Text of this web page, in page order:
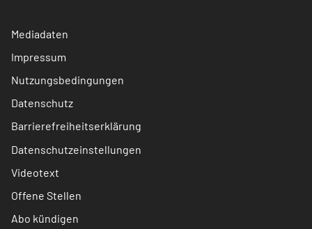
Mediadaten
Impressum
Nutzungsbedingungen
Datenschutz
Barrierefreiheitserklärung
Datenschutzeinstellungen
Videotext
Offene Stellen
Abo kündigen